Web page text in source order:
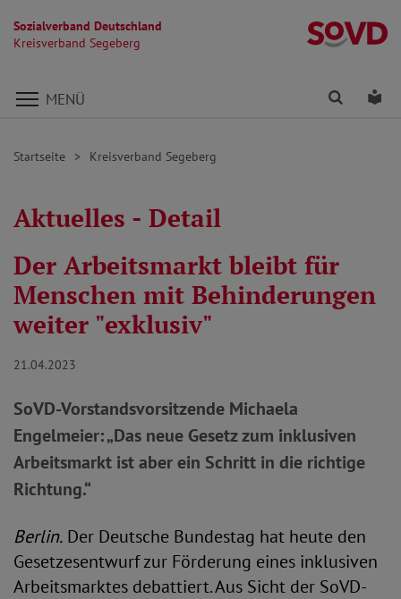
Sozialverband Deutschland
Kreisverband Segeberg
Direkt zu den Inhalten springen
MENÜ Finden
Startseite Kreisverband Segeberg
Aktuelles - Detail
Der Arbeitsmarkt bleibt für
Menschen mit Behinderungen
weiter "exklusiv"
21.04.2023
SoVD-Vorstandsvorsitzende Michaela
Engelmeier: „Das neue Gesetz zum inklusiven
Arbeitsmarkt ist aber ein Schritt in die richtige
Richtung.“
Berlin. Der Deutsche Bundestag hat heute den
Gesetzesentwurf zur Förderung eines inklusiven
Arbeitsmarktes debattiert. Aus Sicht der SoVD-